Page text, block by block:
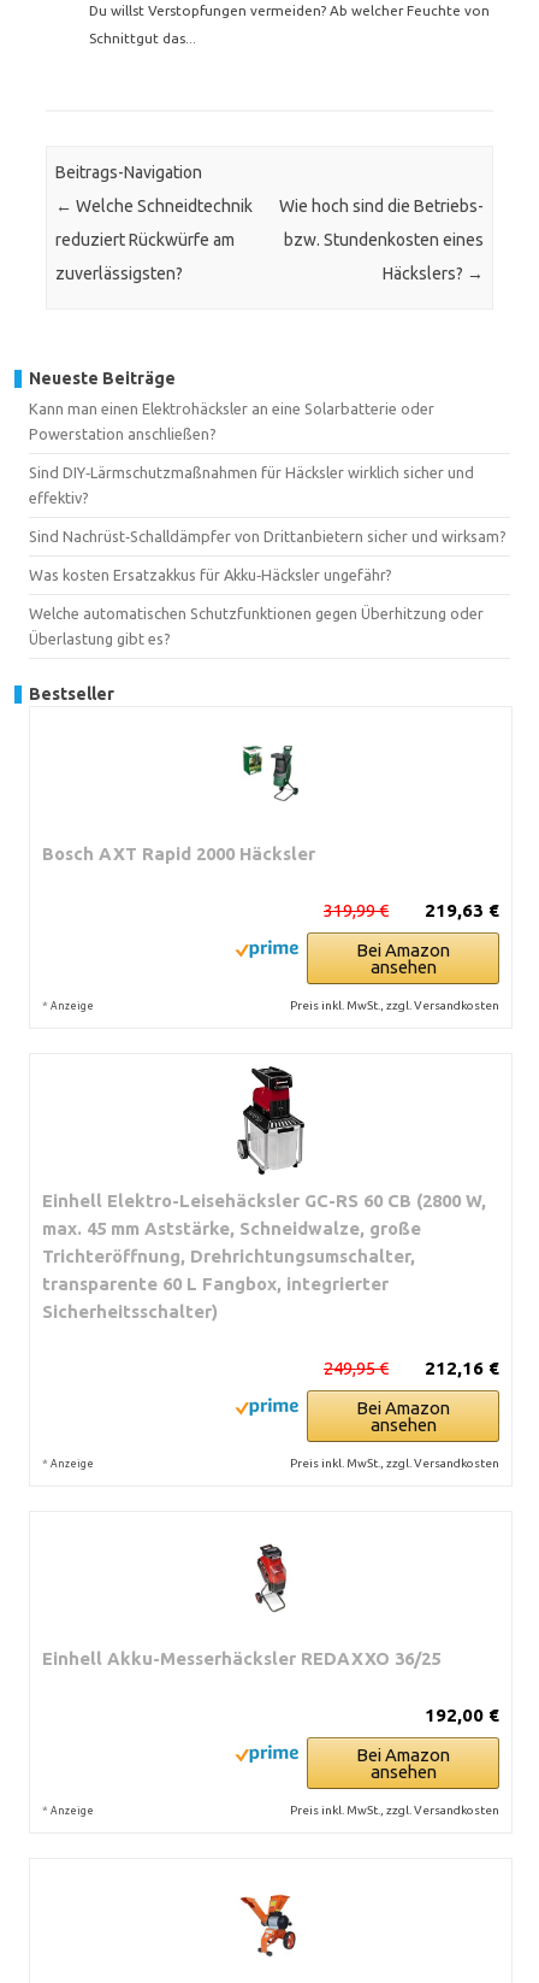
Du willst Verstopfungen vermeiden? Ab welcher Feuchte von
Schnittgut das...
Beitrags-Navigation
← Welche Schneidtechnik
reduziert Rückwürfe am
zuverlässigsten?
Wie hoch sind die Betriebs-
bzw. Stundenkosten eines
Häckslers? →
Neueste Beiträge
Kann man einen Elektrohäcksler an eine Solarbatterie oder
Powerstation anschließen?
Sind DIY‑Lärmschutzmaßnahmen für Häcksler wirklich sicher und
effektiv?
Sind Nachrüst‑Schalldämpfer von Drittanbietern sicher und wirksam?
Was kosten Ersatzakkus für Akku‑Häcksler ungefähr?
Welche automatischen Schutzfunktionen gegen Überhitzung oder
Überlastung gibt es?
Bestseller
Bosch AXT Rapid 2000 Häcksler
219,63 €
319,99 €
Bei Amazon
ansehen
* Anzeige Preis inkl. MwSt., zzgl. Versandkosten
Einhell Elektro-Leisehäcksler GC-RS 60 CB (2800 W,
max. 45 mm Aststärke, Schneidwalze, große
Trichteröffnung, Drehrichtungsumschalter,
transparente 60 L Fangbox, integrierter
Sicherheitsschalter)
212,16 €
249,95 €
Bei Amazon
ansehen
* Anzeige Preis inkl. MwSt., zzgl. Versandkosten
Einhell Akku-Messerhäcksler REDAXXO 36/25
192,00 €
Bei Amazon
ansehen
* Anzeige Preis inkl. MwSt., zzgl. Versandkosten